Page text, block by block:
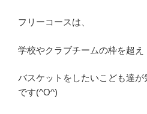
フリーコースは、
学校やクラブチームの枠を超え
バスケットをしたいこども達
です(^O^)